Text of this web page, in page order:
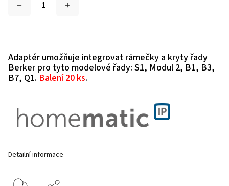
Adaptér umožňuje integrovat rámečky a kryty řady
Berker pro tyto modelové řady: S1, Modul 2, B1, B3,
B7, Q1. Balení 20 ks.
Detailní informace